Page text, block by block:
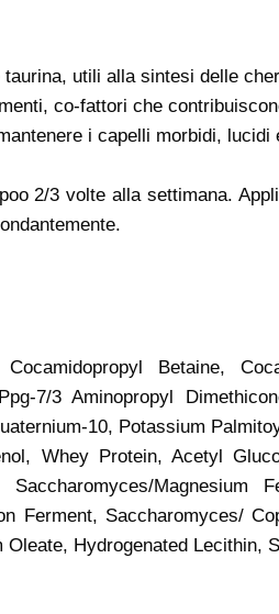
utili alla sintesi delle
co-fattori che
i capelli morbidi,
2/3 volte alla settimana.
Betaine,
7/3 Aminopropyl
10, Potassium
Whey Protein, Acetyl
Saccharomyces/
Ferment, Saccharomyces/
Hydrogenated Lecithin,